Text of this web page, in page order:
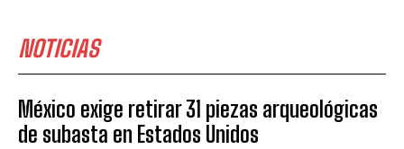
NOTICIAS
México exige retirar 31 piezas arqueológicas
de subasta en Estados Unidos